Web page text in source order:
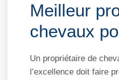
Meilleur
chevaux
Un propriétaire de
l’excellence doit faire